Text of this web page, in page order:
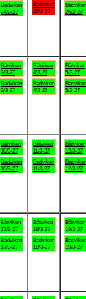
Badviken
24/2-27
Badviken
25/2-27
Badviken
26/2-27
Båtviken
3/3-27
Badviken
3/3-27
Båtviken
4/3-27
Badviken
4/3-27
Båtviken
5/3-27
Badviken
5/3-27
Båtviken
10/3-27
Badviken
10/3-27
Båtviken
11/3-27
Badviken
11/3-27
Båtviken
12/3-27
Badviken
12/3-27
Båtviken
17/3-27
Badviken
17/3-27
Båtviken
18/3-27
Badviken
18/3-27
Båtviken
19/3-27
Badviken
19/3-27